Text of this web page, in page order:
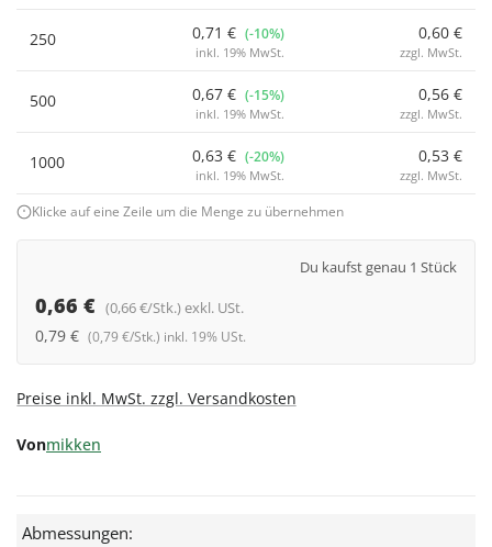
250 0,71 € (-10%)
inkl. 19% MwSt.
0,60 €
zzgl. MwSt.
500 0,67 € (-15%)
inkl. 19% MwSt.
0,56 €
zzgl. MwSt.
1000 0,63 € (-20%)
inkl. 19% MwSt.
0,53 €
zzgl. MwSt.
Klicke auf eine Zeile um die Menge zu übernehmen
Du kaufst genau 1 Stück
0,66 € (0,66 €/Stk.) exkl. USt.
0,79 € (0,79 €/Stk.) inkl. 19% USt.
Preise inkl. MwSt. zzgl. Versandkosten
Vonmikken
Abmessungen: